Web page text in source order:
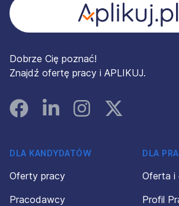
Dobrze Cię poznać!
Znajdź ofertę pracy i APLIKUJ.
FacebookLinked InInstagramInstagram
DLA KANDYDATÓW
Oferty pracy
Pracodawcy
DLA
Oferta i
Profil